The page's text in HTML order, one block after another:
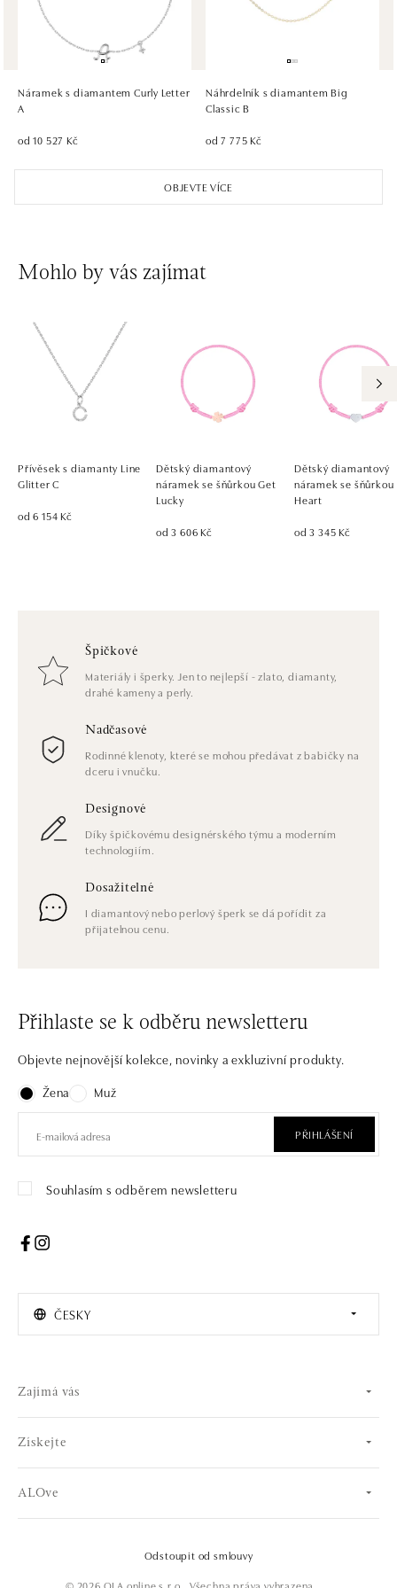
HALADA OC Eurovea, Bratislava
Pribinova 8, 811 09 Bratislava
dnes otevřeno od 10:00
OBJEVTE VÍCE
Náramek s diamantem Curly Letter
A
od 10 527 Kč
Náhrdelník s diamantem Big
Classic B
od 7 775 Kč
Mohlo by vás zajímat
Přívěsek s diamanty Line
Glitter C
od 6 154 Kč
Dětský diamantový
náramek se šňůrkou Get
Lucky
od 3 606 Kč
Dětský diamantový
náramek se šňůrkou
Heart
od 3 345 Kč
Špičkové
Materiály i šperky. Jen to nejlepší - zlato, diamanty,
drahé kameny a perly.
Nadčasové
Rodinné klenoty, které se mohou předávat z babičky na
dceru i vnučku.
Designové
Díky špičkovému designérského týmu a moderním
technologiím.
Dosažitelné
I diamantový nebo perlový šperk se dá pořídit za
přijatelnou cenu.
Přihlaste se k odběru newsletteru
Objevte nejnovější kolekce, novinky a exkluzivní produkty.
Žena
Muž
PŘIHLÁŠENÍ
Souhlasím s odběrem newsletteru
ČESKY
Zajímá vás
Získejte
ALOve
© 2026 OLA online s.r.o.. Všechna práva vyhrazena.
Odstoupit od smlouvy